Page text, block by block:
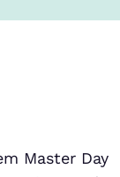
Master Day